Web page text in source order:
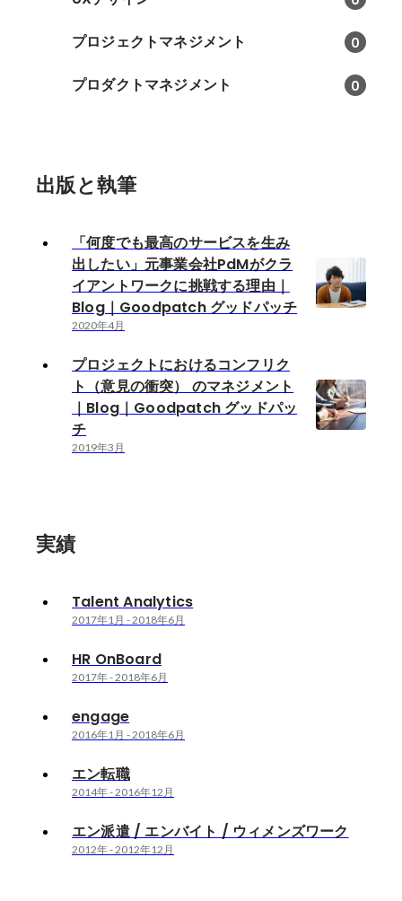
プロジェクトマネジメント 0
プロダクトマネジメント 0
出版と執筆
「何度でも最高のサービスを生み
出したい」元事業会社PdMがクラ
イアントワークに挑戦する理由｜
Blog｜Goodpatch グッドパッチ
2020年4月
プロジェクトにおけるコンフリク
ト（意見の衝突） のマネジメント
｜Blog｜Goodpatch グッドパッ
チ
2019年3月
実績
Talent Analytics
2017年1月 -2018年6月
HR OnBoard
2017年-2018年6月
engage
2016年1月 -2018年6月
エン転職
2014年-2016年12月
エン派遣 / エンバイト / ウィメンズワーク
2012年-2012年12月